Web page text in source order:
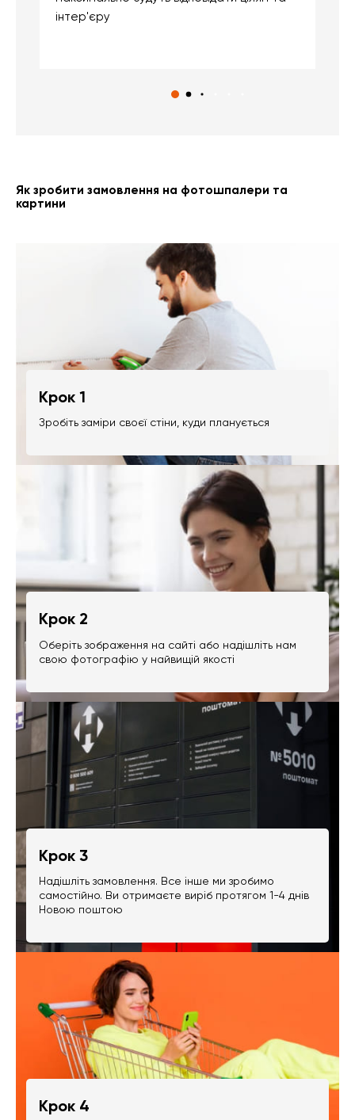
інтер'єру
Як зробити замовлення на фотошпалери та
картини
Крок 1
Зробіть заміри своєї стіни, куди планується
Крок 2
Оберіть зображення на сайті або надішліть нам
свою фотографію у найвищій якості
Крок 3
Надішліть замовлення. Все інше ми зробимо
самостійно. Ви отримаєте виріб протягом 1-4 днів
Новою поштою
Крок 4